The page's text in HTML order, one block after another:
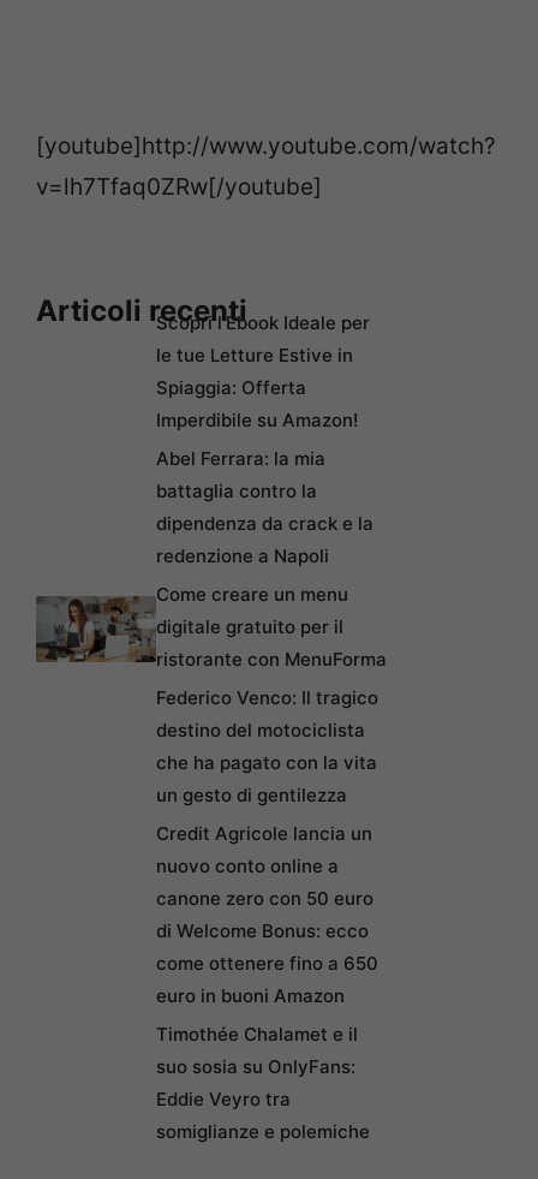
[youtube]http://www.youtube.com/watch?
v=lh7Tfaq0ZRw[/youtube]
Articoli recentiScopri l’Ebook Ideale per
le tue Letture Estive in
Spiaggia: Offerta
Imperdibile su Amazon!
Abel Ferrara: la mia
battaglia contro la
dipendenza da crack e la
redenzione a Napoli
Come creare un menu
digitale gratuito per il
ristorante con MenuForma
Federico Venco: Il tragico
destino del motociclista
che ha pagato con la vita
un gesto di gentilezza
Credit Agricole lancia un
nuovo conto online a
canone zero con 50 euro
di Welcome Bonus: ecco
come ottenere fino a 650
euro in buoni Amazon
Timothée Chalamet e il
suo sosia su OnlyFans:
Eddie Veyro tra
somiglianze e polemiche